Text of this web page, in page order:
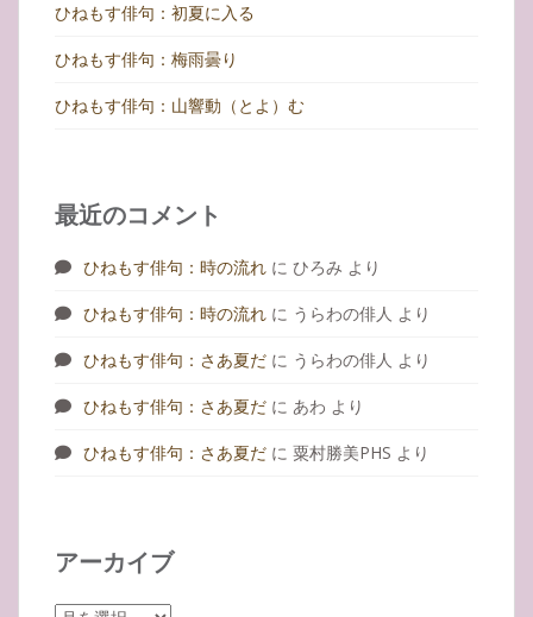
ひねもす俳句：初夏に入る
ひねもす俳句：梅雨曇り
ひねもす俳句：山響動（とよ）む
最近のコメント
ひねもす俳句：時の流れ に ひろみ より
ひねもす俳句：時の流れ に うらわの俳人 より
ひねもす俳句：さあ夏だ に うらわの俳人 より
ひねもす俳句：さあ夏だ に あわ より
ひねもす俳句：さあ夏だ に 粟村勝美PHS より
アーカイブ